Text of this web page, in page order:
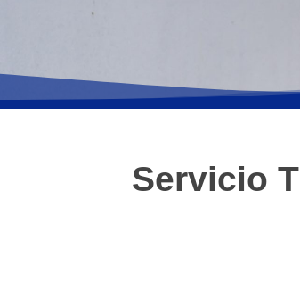
Servicio